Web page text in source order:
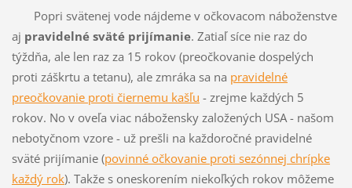
Popri svätenej vode nájdeme v očkovacom náboženstve
aj pravidelné sväté prijímanie. Zatiaľ síce nie raz do
týždňa, ale len raz za 15 rokov (preočkovanie dospelých
proti záškrtu a tetanu), ale zmráka sa na pravidelné
preočkovanie proti čiernemu kašľu - zrejme každých 5
rokov. No v oveľa viac nábožensky založených USA - našom
nebotyčnom vzore - už prešli na každoročné pravidelné
sväté prijímanie (povinné očkovanie proti sezónnej chrípke
každý rok). Takže s oneskorením niekoľkých rokov môžeme